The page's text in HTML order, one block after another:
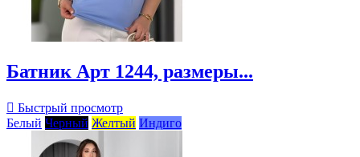
Батник Арт 1244, размеры...
 Быстрый просмотр
Белый Черный Желтый Индиго